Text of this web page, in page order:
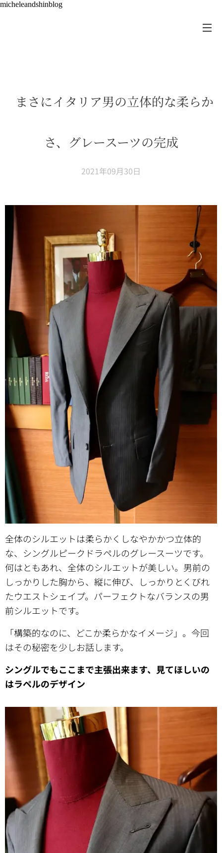
micheleandshinblog
まさにイタリア男の立体的な柔らか
さ、グレースーツの完成
2021年09月30日
全体のシルエットは柔らかくしなやかかつ立体的
な、シングルピークドラペルのグレースーツです。
何はともあれ、全体のシルエットが美しい。男前の
しっかりした胸から、縦に伸び、しっかりとくびれ
たウエストシェイプ。パーフェクトなバランスの男
前シルエットです。
「構築的なのに、どこか柔らかなイメージ」。今回
はその秘密を少しお話します。
シングルでもここまで主張出来ます、見てほしいの
はラペルのデザイン